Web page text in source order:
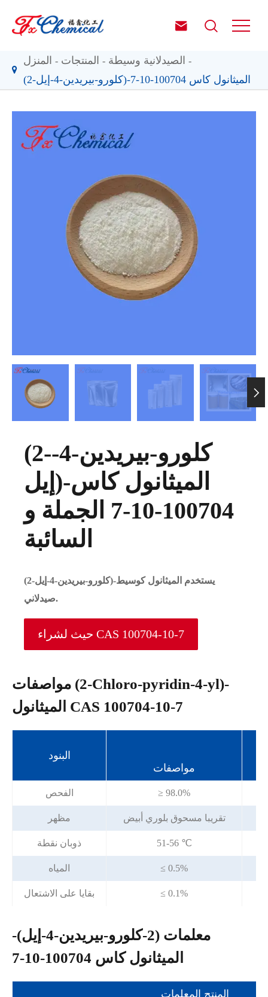
 
المنزل المنتجات
الصيدلانية وسيطة
(2-كلورو-بيريدين-4-إيل)-الميثانول كاس 100704-10-7

(2-كلورو-بيريدين-4-
إيل)-الميثانول كاس
100704-10-7 الجملة و
السائبة
(2-كلورو-بيريدين-4-إيل)-يستخدم الميثانول كوسيط
صيدلاني.
حيث لشراء CAS 100704-10-7
مواصفات (2-Chloro-pyridin-4-yl)-
الميثانول CAS 100704-10-7
البنود
مواصفات
الفحص ≥ 98.0%
مظهر تقريبا مسحوق بلوري أبيض
ذوبان نقطة 51-56 ℃
المياه ≤ 0.5%
بقايا على الاشتعال ≤ 0.1%
معلمات (2-كلورو-بيريدين-4-إيل)-
الميثانول كاس 100704-10-7
المنتج المعلمات